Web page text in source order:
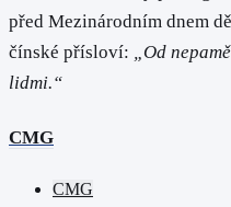
před Mezinárodním dnem
čínské přísloví: „Od
lidmi.“
CMG
CMG